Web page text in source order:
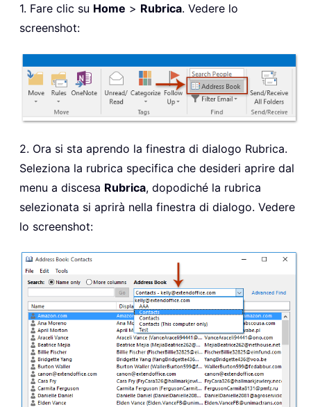
1. Fare clic su Home > Rubrica. Vedere lo
screenshot:
2. Ora si sta aprendo la finestra di dialogo Rubrica.
Seleziona la rubrica specifica che desideri aprire dal
menu a discesa Rubrica, dopodiché la rubrica
selezionata si aprirà nella finestra di dialogo. Vedere
lo screenshot: